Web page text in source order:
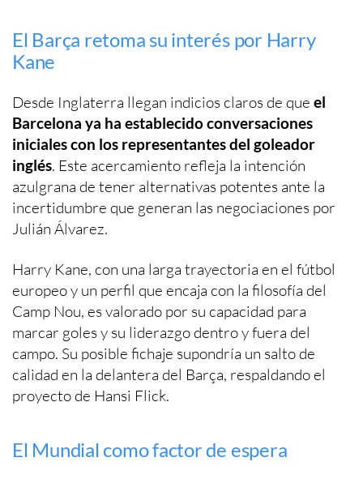
El Barça retoma su interés por Harry
Kane
Desde Inglaterra llegan indicios claros de que el
Barcelona ya ha establecido conversaciones
iniciales con los representantes del goleador
inglés. Este acercamiento refleja la intención
azulgrana de tener alternativas potentes ante la
incertidumbre que generan las negociaciones por
Julián Álvarez.
Harry Kane, con una larga trayectoria en el fútbol
europeo y un perfil que encaja con la filosofía del
Camp Nou, es valorado por su capacidad para
marcar goles y su liderazgo dentro y fuera del
campo. Su posible fichaje supondría un salto de
calidad en la delantera del Barça, respaldando el
proyecto de Hansi Flick.
El Mundial como factor de espera